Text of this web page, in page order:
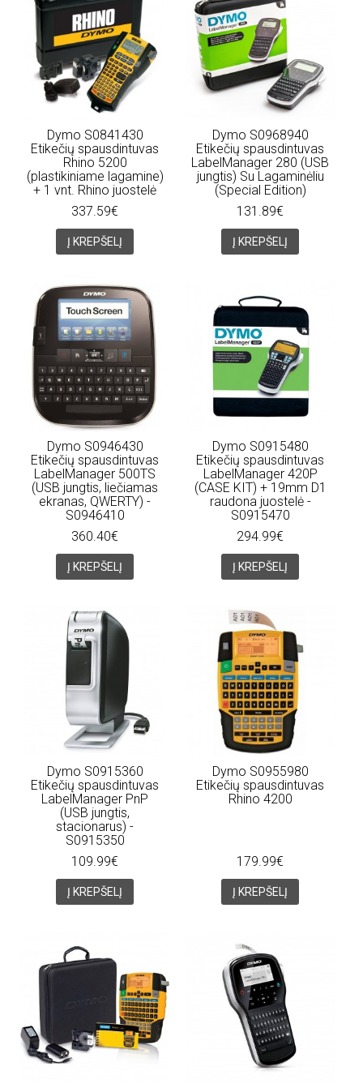
Dymo S0841430
Etikečių spausdintuvas
Rhino 5200
(plastikiniame lagamine)
+ 1 vnt. Rhino juostelė
337.59€
Į KREPŠELĮ
Dymo S0968940
Etikečių spausdintuvas
LabelManager 280 (USB
jungtis) Su Lagaminėliu
(Special Edition)
131.89€
Į KREPŠELĮ
Dymo S0946430
Etikečių spausdintuvas
LabelManager 500TS
(USB jungtis, liečiamas
ekranas, QWERTY) -
S0946410
360.40€
Į KREPŠELĮ
Dymo S0915480
Etikečių spausdintuvas
LabelManager 420P
(CASE KIT) + 19mm D1
raudona juostelė -
S0915470
294.99€
Į KREPŠELĮ
Dymo S0915360
Etikečių spausdintuvas
LabelManager PnP
(USB jungtis,
stacionarus) -
S0915350
109.99€
Į KREPŠELĮ
Dymo S0955980
Etikečių spausdintuvas
Rhino 4200
179.99€
Į KREPŠELĮ